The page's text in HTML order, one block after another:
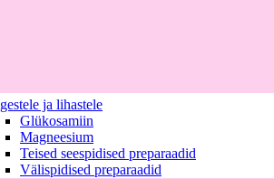
ja lihastele
Glükosamiin
Magneesium
Teised seespidised preparaadid
Välispidised preparaadid